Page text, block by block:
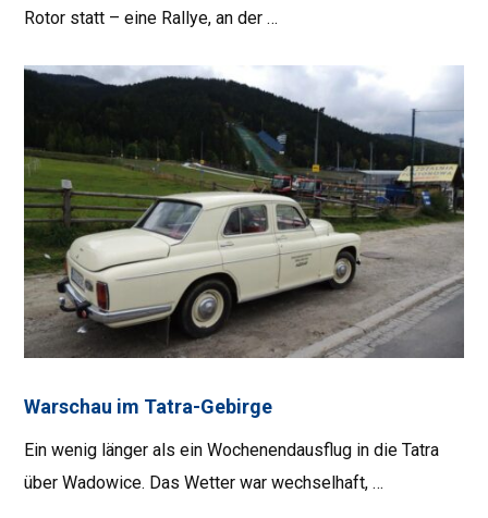
Rotor statt – eine Rallye, an der …
Warschau im Tatra-Gebirge
Ein wenig länger als ein Wochenendausflug in die Tatra
über Wadowice. Das Wetter war wechselhaft, …